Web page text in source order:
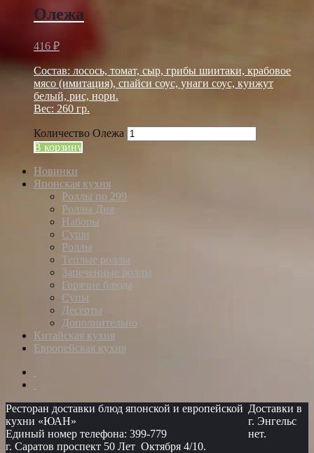
Олежа
416 ₽
Состав: лосось, томат, сыр, грибы шиитаки, крабовое
мясо (имитация), спайси соус, унаги соус, кунжут
белый, рис, нори.
Вес: 260 гр.
Количество Олежа
В корзину
Новинки
Японская кухня
Роллы по 299
Роллы Дня
Наборы
Суши
Роллы
Теплые роллы
Запеченные роллы
Горячие блюда
Супы
Десерты
Дополнительно
Китайская кухня
Европейская кухня
Ресторан доставки блюд японской и европейской
кухни «ЮАН»
Единый номер телефона: 399-779
г. Саратов проспект 50 Лет Октября 4/10.
Доставки в
г. Энгельс
нет.